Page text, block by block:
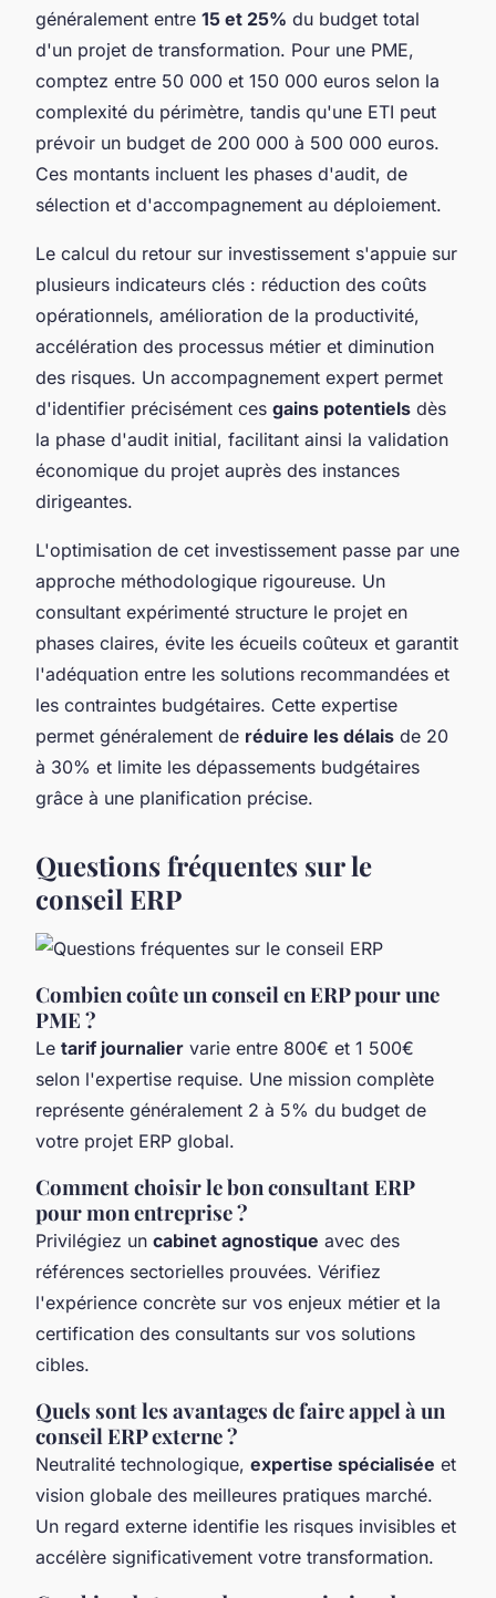
généralement entre 15 et 25% du budget total
d'un projet de transformation. Pour une PME,
comptez entre 50 000 et 150 000 euros selon la
complexité du périmètre, tandis qu'une ETI peut
prévoir un budget de 200 000 à 500 000 euros.
Ces montants incluent les phases d'audit, de
sélection et d'accompagnement au déploiement.
Le calcul du retour sur investissement s'appuie sur
plusieurs indicateurs clés : réduction des coûts
opérationnels, amélioration de la productivité,
accélération des processus métier et diminution
des risques. Un accompagnement expert permet
d'identifier précisément ces gains potentiels dès
la phase d'audit initial, facilitant ainsi la validation
économique du projet auprès des instances
dirigeantes.
L'optimisation de cet investissement passe par une
approche méthodologique rigoureuse. Un
consultant expérimenté structure le projet en
phases claires, évite les écueils coûteux et garantit
l'adéquation entre les solutions recommandées et
les contraintes budgétaires. Cette expertise
permet généralement de réduire les délais de 20
à 30% et limite les dépassements budgétaires
grâce à une planification précise.
Questions fréquentes sur le
conseil ERP
Combien coûte un conseil en ERP pour une
PME ?
Le tarif journalier varie entre 800€ et 1 500€
selon l'expertise requise. Une mission complète
représente généralement 2 à 5% du budget de
votre projet ERP global.
Comment choisir le bon consultant ERP
pour mon entreprise ?
Privilégiez un cabinet agnostique avec des
références sectorielles prouvées. Vérifiez
l'expérience concrète sur vos enjeux métier et la
certification des consultants sur vos solutions
cibles.
Quels sont les avantages de faire appel à un
conseil ERP externe ?
Neutralité technologique, expertise spécialisée et
vision globale des meilleures pratiques marché.
Un regard externe identifie les risques invisibles et
accélère significativement votre transformation.